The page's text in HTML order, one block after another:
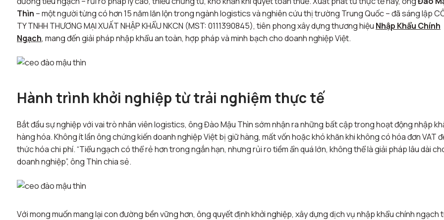
Thìn – một người từng có hơn 15 năm lăn lộn trong ngành logistics và nghiên cứu thị trường Trung Quốc – đã sáng lập
TY TNHH THƯƠNG MẠI XUẤT NHẬP KHẨU NKCN (MST: 0111390845), tiên phong xây dựng thương hiệu Nhập Khẩu Chính
Ngạch, mang đến giải pháp nhập khẩu an toàn, hợp pháp và minh bạch cho doanh nghiệp Việt.
Hành trình khởi nghiệp từ trải nghiệm thực tế
Bắt đầu sự nghiệp với vai trò nhân viên logistics, ông Đào Mậu Thìn sớm nhận ra những bất cập trong hoạt động nhập
hàng hóa. Không ít lần ông chứng kiến doanh nghiệp Việt bị giữ hàng, mất vốn hoặc khó khăn khi không có hóa đơn VAT
thức hóa chi phí. “Tiểu ngạch có thể rẻ hơn trong ngắn hạn, nhưng rủi ro tiềm ẩn quá lớn, không thể là giải pháp lâu dài
doanh nghiệp”, ông Thìn chia sẻ.
Với mong muốn mang lại con đường bền vững hơn, ông quyết định khởi nghiệp, xây dựng dịch vụ nhập khẩu chính ngạch